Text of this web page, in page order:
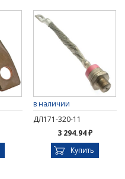
в наличии
ДЛ171-320-11
3 294.94 ₽
Купить